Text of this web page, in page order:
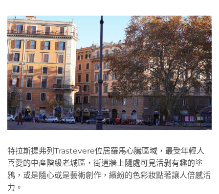
特拉斯提弗列Trastevere位居羅馬心臟區域，最受年輕人
喜愛的中產階級老城區，街道牆上隨處可見活剝有趣的塗
鴉，或是隨心或是藝術創作，繽紛的色彩妝點著讓人倍感活
力。